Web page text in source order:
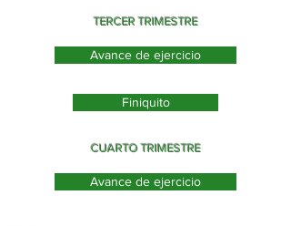
TERCER TRIMESTRE
Avance de ejercicio
Finiquito
CUARTO TRIMESTRE
Avance de ejercicio